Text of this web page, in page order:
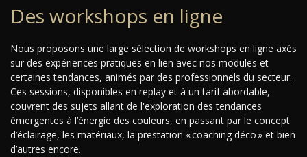
Des workshops en ligne
Nous proposons une large sélection de workshops en ligne axés
sur des expériences pratiques en lien avec nos modules et
certaines tendances, animés par des professionnels du secteur.
Ces sessions, disponibles en replay et à un tarif abordable,
couvrent des sujets allant de l'exploration des tendances
émergentes à l’énergie des couleurs, en passant par le concept
d’éclairage, les matériaux, la prestation « coaching déco » et bien
d’autres encore.